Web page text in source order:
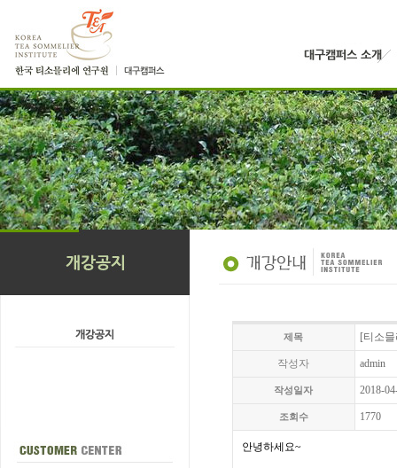
제목 [티소
작성자 admin
작성일자 2018-
조회수 1770
안녕하세요~